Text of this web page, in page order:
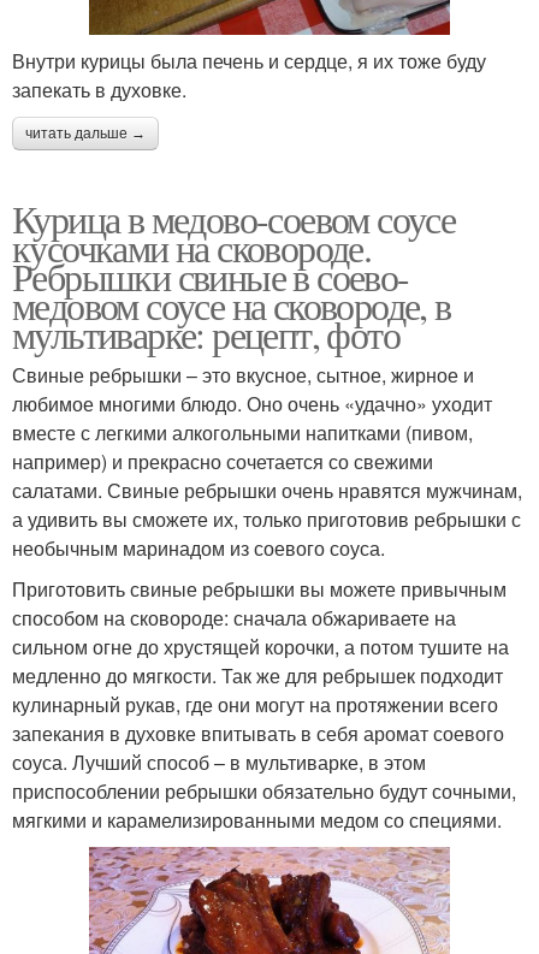
Внутри курицы была печень и сердце, я их тоже буду
запекать в духовке.
читать дальше →
Курица в медово-соевом соусе
кусочками на сковороде.
Ребрышки свиные в соево-
медовом соусе на сковороде, в
мультиварке: рецепт, фото
Свиные ребрышки – это вкусное, сытное, жирное и
любимое многими блюдо. Оно очень «удачно» уходит
вместе с легкими алкогольными напитками (пивом,
например) и прекрасно сочетается со свежими
салатами. Свиные ребрышки очень нравятся мужчинам,
а удивить вы сможете их, только приготовив ребрышки с
необычным маринадом из соевого соуса.
Приготовить свиные ребрышки вы можете привычным
способом на сковороде: сначала обжариваете на
сильном огне до хрустящей корочки, а потом тушите на
медленно до мягкости. Так же для ребрышек подходит
кулинарный рукав, где они могут на протяжении всего
запекания в духовке впитывать в себя аромат соевого
соуса. Лучший способ – в мультиварке, в этом
приспособлении ребрышки обязательно будут сочными,
мягкими и карамелизированными медом со специями.